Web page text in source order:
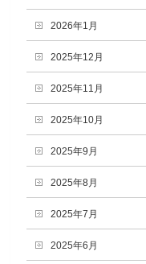
2026年1月
2025年12月
2025年11月
2025年10月
2025年9月
2025年8月
2025年7月
2025年6月